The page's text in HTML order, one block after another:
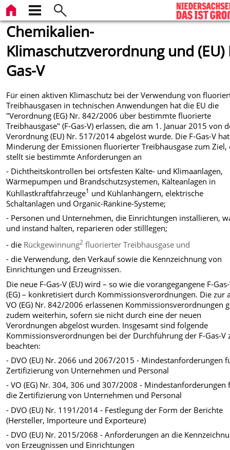
Chemikalien-
Klimaschutzverordnung und (EU)
Gas-V
Für einen aktiven Klimaschutz bei der Verwendung von
Treibhausgasen in technischen Anwendungen hat die EU die
"Verordnung (EG) Nr. 842/2006 über bestimmte fluorierte
Treibhausgase" (F-Gas-V) erlassen, die am 1. Januar 2015 von
Verordnung (EU) Nr. 517/2014 abgelöst wurde. Die F-Gas-V
Minderung der Emissionen fluorierter Treibhausgase zum Ziel,
stellt sie bestimmte Anforderungen an
- Dichtheitskontrollen bei ortsfesten Kälte- und Klimaanlagen,
Wärmepumpen und Brandschutzsystemen, Kälteanlagen in
Kühllastkraftfahrzeuge1 und Kühlanhängern, elektrische
Schaltanlagen und Organic-Rankine-Systeme;
- Personen und Unternehmen, die Einrichtungen installieren,
und instand halten, reparieren oder stilllegen;
- die Rückgewinnung2 fluorierter Treibhausgase und
- die Verwendung, den Verkauf sowie die Kennzeichnung von
Einrichtungen und Erzeugnissen.
Die neue F-Gas-V (EU) wird – so wie die vorangegangene F-
(EG) – konkretisiert durch Kommissionsverordnungen. Die zur
VO (EG) Nr. 842/2006 erlassenen Kommissionsverordnungen
zudem weiterhin, sofern sie nicht durch eine der neuen
Verordnungen abgelöst wurden. Insgesamt sind folgende
Kommissionsverordnungen bei der Durchführung der F-Gas-V
beachten:
- DVO (EU) Nr. 2066 und 2067/2015 - Mindestanforderungen
Zertifizierung von Unternehmen und Personal
- VO (EG) Nr. 304, 306 und 307/2008 - Mindestanforderungen
die Zertifizierung von Unternehmen und Personal
- DVO (EU) Nr. 1191/2014 - Festlegung der Form der Berichte
(Hersteller, Importeure und Exporteure)
- DVO (EU) Nr. 2015/2068 - Anforderungen an die
von Erzeugnissen und Einrichtungen